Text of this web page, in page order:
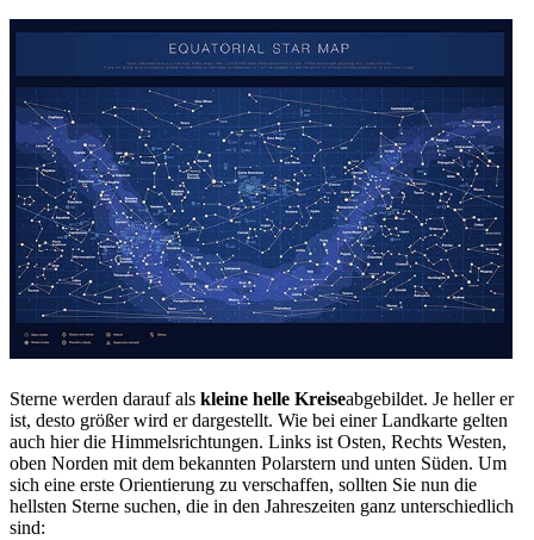
Sterne werden darauf als kleine helle Kreiseabgebildet. Je heller er
ist, desto größer wird er dargestellt. Wie bei einer Landkarte gelten
auch hier die Himmelsrichtungen. Links ist Osten, Rechts Westen,
oben Norden mit dem bekannten Polarstern und unten Süden. Um
sich eine erste Orientierung zu verschaffen, sollten Sie nun die
hellsten Sterne suchen, die in den Jahreszeiten ganz unterschiedlich
sind: